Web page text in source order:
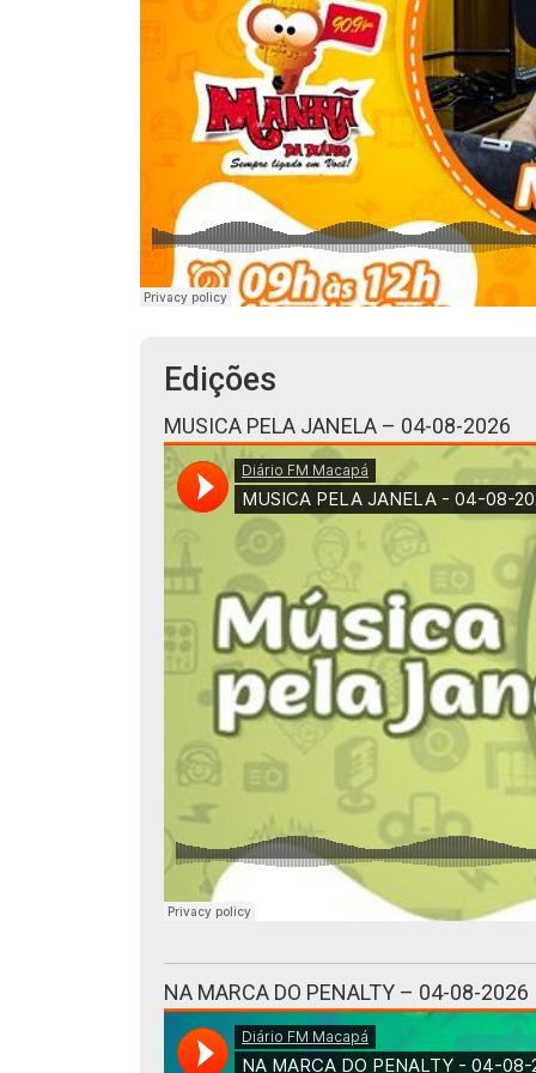
Edições
MUSICA PELA JANELA – 04-08-2026
NA MARCA DO PENALTY – 04-08-2026